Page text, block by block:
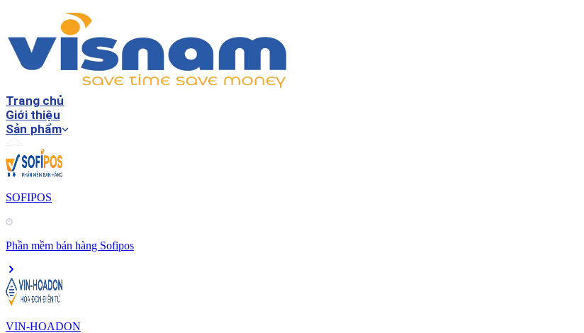
Trang chủ
Giới thiệu
Sản phẩm
SOFIPOS
Phần mềm bán hàng Sofipos
VIN-HOADON